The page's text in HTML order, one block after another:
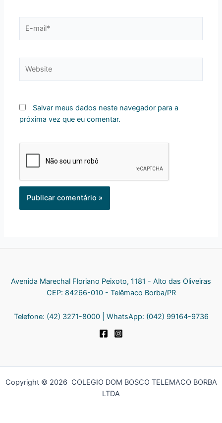
mail*
Salvar meus dados neste navegador para a
próxima vez que eu comentar.
Avenida Marechal Floriano Peixoto, 1181 - Alto das Oliveiras
CEP: 84266-010 - Telêmaco Borba/PR
Telefone: (42) 3271-8000 | WhatsApp: (042) 99164-9736
Copyright © 2026 COLEGIO DOM BOSCO TELEMACO BORBA
LTDA